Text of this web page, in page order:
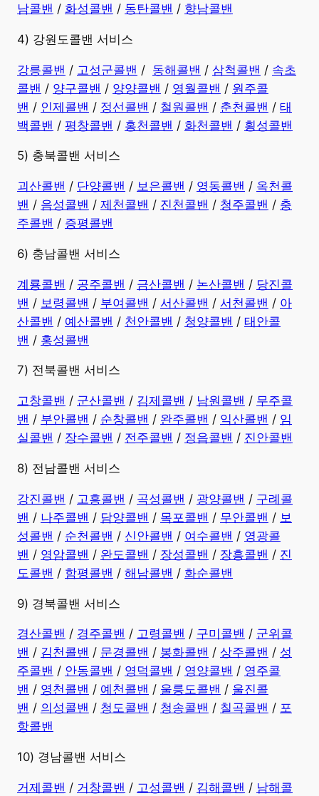
남콜밴 / 화성콜밴 / 동탄콜밴 / 향남콜밴
4) 강원도콜밴 서비스
강릉콜밴 / 고성군콜밴 / 동해콜밴 / 삼척콜밴 / 속초
콜밴 / 양구콜밴 / 양양콜밴 / 영월콜밴 / 원주콜
밴 / 인제콜밴 / 정선콜밴 / 철원콜밴 / 춘천콜밴 / 태
백콜밴 / 평창콜밴 / 홍천콜밴 / 화천콜밴 / 횡성콜밴
5) 충북콜밴 서비스
괴산콜밴 / 단양콜밴 / 보은콜밴 / 영동콜밴 / 옥천콜
밴 / 음성콜밴 / 제천콜밴 / 진천콜밴 / 청주콜밴 / 충
주콜밴 / 증평콜밴
6) 충남콜밴 서비스
계룡콜밴 / 공주콜밴 / 금산콜밴 / 논산콜밴 / 당진콜
밴 / 보령콜밴 / 부여콜밴 / 서산콜밴 / 서천콜밴 / 아
산콜밴 / 예산콜밴 / 천안콜밴 / 청양콜밴 / 태안콜
밴 / 홍성콜밴
7) 전북콜밴 서비스
고창콜밴 / 군산콜밴 / 김제콜밴 / 남원콜밴 / 무주콜
밴 / 부안콜밴 / 순창콜밴 / 완주콜밴 / 익산콜밴 / 임
실콜밴 / 장수콜밴 / 전주콜밴 / 정읍콜밴 / 진안콜밴
8) 전남콜밴 서비스
강진콜밴 / 고흥콜밴 / 곡성콜밴 / 광양콜밴 / 구례콜
밴 / 나주콜밴 / 담양콜밴 / 목포콜밴 / 무안콜밴 / 보
성콜밴 / 순천콜밴 / 신안콜밴 / 여수콜밴 / 영광콜
밴 / 영암콜밴 / 완도콜밴 / 장성콜밴 / 장흥콜밴 / 진
도콜밴 / 함평콜밴 / 해남콜밴 / 화순콜밴
9) 경북콜밴 서비스
경산콜밴 / 경주콜밴 / 고령콜밴 / 구미콜밴 / 군위콜
밴 / 김천콜밴 / 문경콜밴 / 봉화콜밴 / 상주콜밴 / 성
주콜밴 / 안동콜밴 / 영덕콜밴 / 영양콜밴 / 영주콜
밴 / 영천콜밴 / 예천콜밴 / 울릉도콜밴 / 울진콜
밴 / 의성콜밴 / 청도콜밴 / 청송콜밴 / 칠곡콜밴 / 포
항콜밴
10) 경남콜밴 서비스
​거제콜밴 / 거창콜밴 / 고성콜밴 / 김해콜밴 / 남해콜